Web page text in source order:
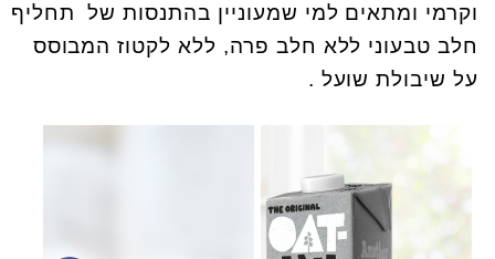
וקרמי ומתאים למי שמעוניין בהתנסות של תחליף
חלב טבעוני ללא חלב פרה, ללא לקטוז המבוסס
על שיבולת שועל .